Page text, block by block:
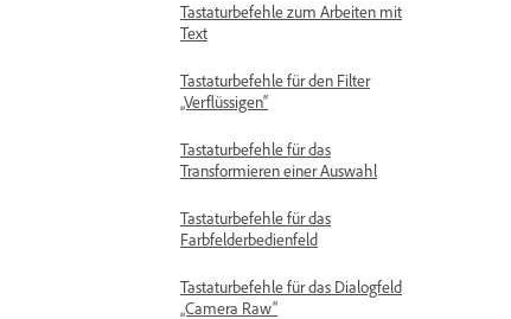
Tastaturbefehle zum Arbeiten mit
Text
Tastaturbefehle für den Filter
„Verflüssigen“
Tastaturbefehle für das
Transformieren einer Auswahl
Tastaturbefehle für das
Farbfelderbedienfeld
Tastaturbefehle für das Dialogfeld
„Camera Raw“